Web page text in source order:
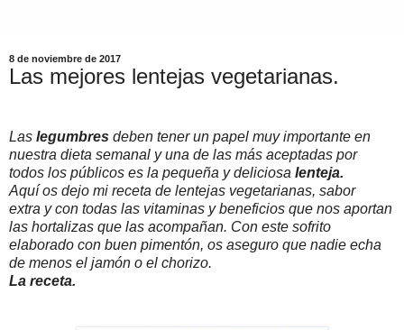
8 de noviembre de 2017
Las mejores lentejas vegetarianas.
Las legumbres deben tener un papel muy importante en
nuestra dieta semanal y una de las más aceptadas por
todos los públicos es la pequeña y deliciosa lenteja.
Aquí os dejo mi receta de lentejas vegetarianas, sabor
extra y con todas las vitaminas y beneficios que nos aportan
las hortalizas que las acompañan. Con este sofrito
elaborado con buen pimentón, os aseguro que nadie echa
de menos el jamón o el chorizo.
La receta.